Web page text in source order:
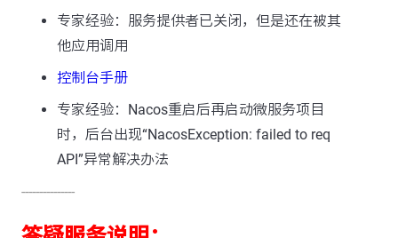
专家经验：服务提供者已关闭，但是还在被其
他应用调用
控制台手册
专家经验：Nacos重启后再启动微服务项目
时，后台出现“NacosException: failed to req
API”异常解决办法
---------------